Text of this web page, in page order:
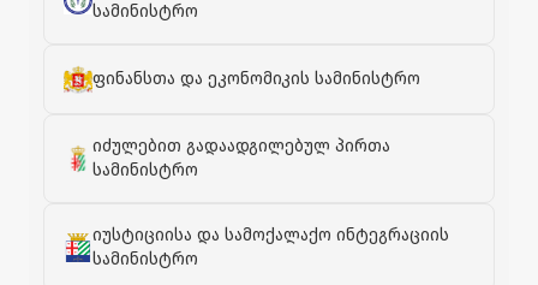
სამინისტრო
ფინანსთა და ეკონომიკის სამინისტრო
იძულებით გადაადგილებულ პირთა
სამინისტრო
იუსტიციისა და სამოქალაქო ინტეგრაციის
სამინისტრო